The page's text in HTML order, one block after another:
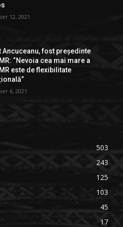
12, 2021
Ancuceanu, fost președinte
“Nevoia cea mai mare a
este de flexibilitate
6, 2021
503
243
125
103
45
17